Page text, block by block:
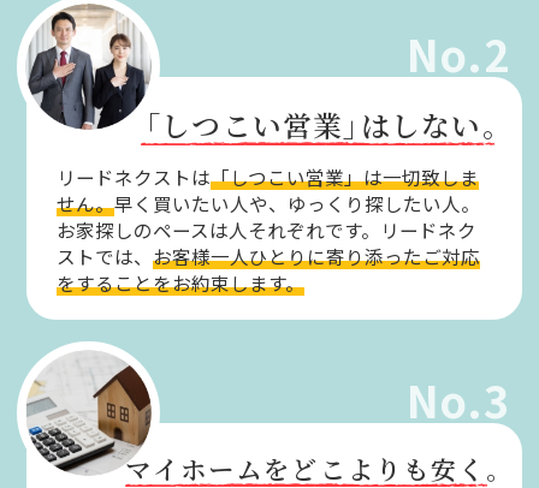
No.2
「しつこい営業」はしない。
リードネクストは「しつこい営業」は一切致しま
せん。早く買いたい人や、ゆっくり探したい人。
お家探しのペースは人それぞれです。リードネク
ストでは、お客様一人ひとりに寄り添ったご対応
をすることをお約束します。
No.3
マイホームをどこよりも安く。